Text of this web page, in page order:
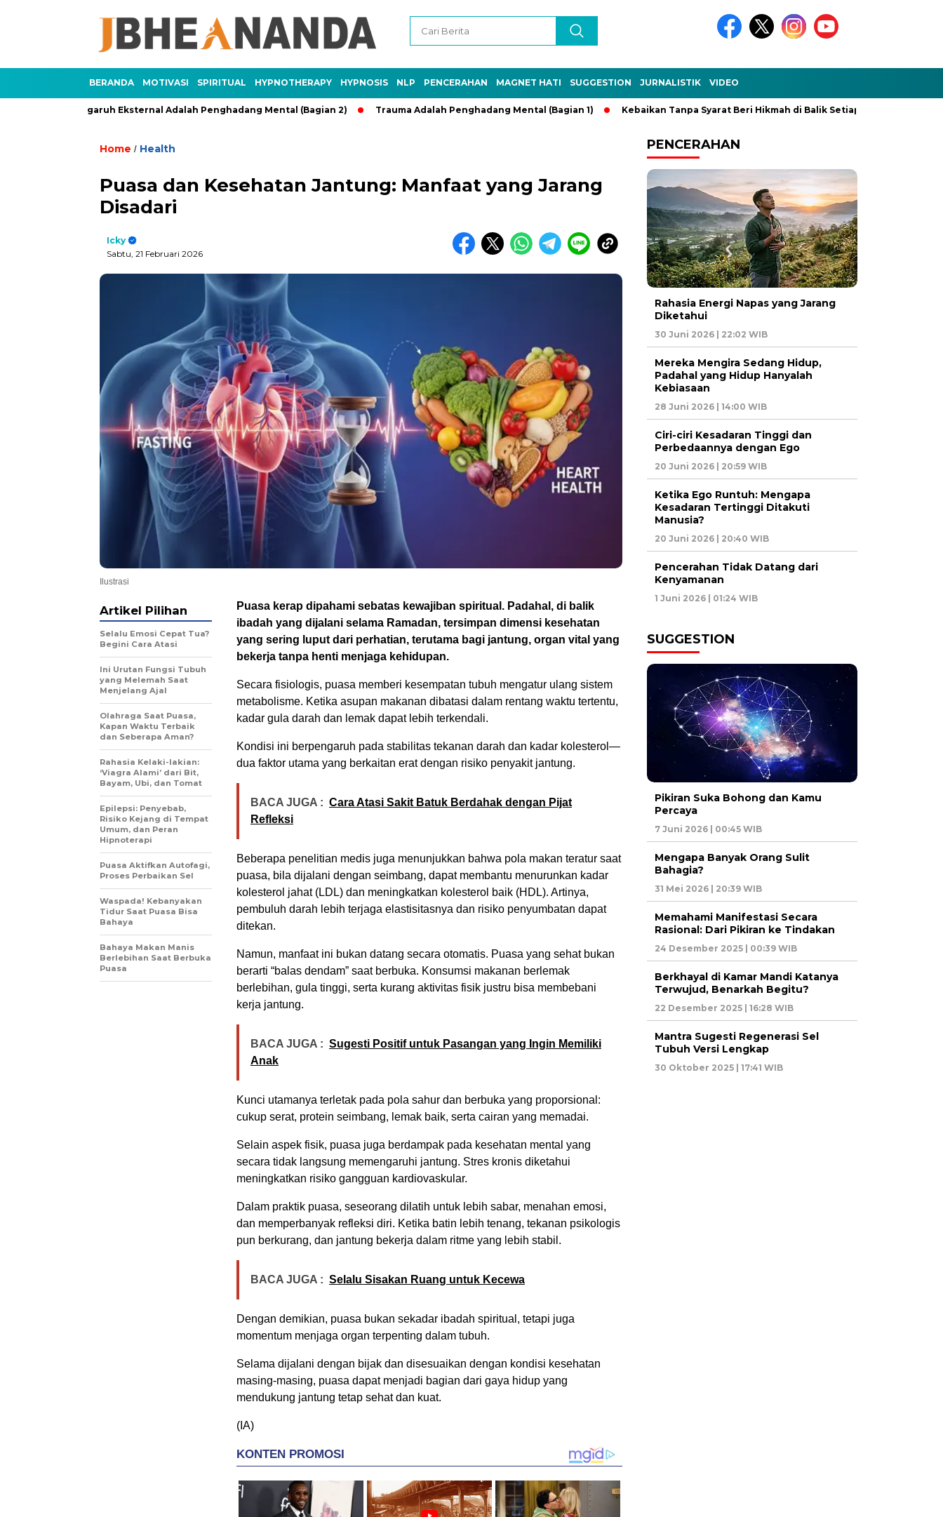
BERANDA MOTIVASI SPIRITUAL HYPNOTHERAPY HYPNOSIS NLP PENCERAHAN MAGNET HATI SUGGESTION JURNALISTIK VIDEO
Pengaruh Eksternal Adalah Penghadang Mental (Bagian 2) Trauma Adalah Penghadang Mental (Bagian 1) Kebaikan Tanpa Syarat Beri Hikmah di Balik Setiap Kejadian
Home / Health
Puasa dan Kesehatan Jantung: Manfaat yang Jarang
Disadari
Icky
Sabtu, 21 Februari 2026
Ilustrasi
Puasa kerap dipahami sebatas kewajiban spiritual. Padahal, di balik
ibadah yang dijalani selama Ramadan, tersimpan dimensi kesehatan
yang sering luput dari perhatian, terutama bagi jantung, organ vital yang
bekerja tanpa henti menjaga kehidupan.
Secara fisiologis, puasa memberi kesempatan tubuh mengatur ulang sistem
metabolisme. Ketika asupan makanan dibatasi dalam rentang waktu tertentu,
kadar gula darah dan lemak dapat lebih terkendali.
Kondisi ini berpengaruh pada stabilitas tekanan darah dan kadar kolesterol—
dua faktor utama yang berkaitan erat dengan risiko penyakit jantung.
BACA JUGA : Cara Atasi Sakit Batuk Berdahak dengan Pijat
Refleksi
Beberapa penelitian medis juga menunjukkan bahwa pola makan teratur saat
puasa, bila dijalani dengan seimbang, dapat membantu menurunkan kadar
kolesterol jahat (LDL) dan meningkatkan kolesterol baik (HDL). Artinya,
pembuluh darah lebih terjaga elastisitasnya dan risiko penyumbatan dapat
ditekan.
Namun, manfaat ini bukan datang secara otomatis. Puasa yang sehat bukan
berarti “balas dendam” saat berbuka. Konsumsi makanan berlemak
berlebihan, gula tinggi, serta kurang aktivitas fisik justru bisa membebani
kerja jantung.
BACA JUGA : Sugesti Positif untuk Pasangan yang Ingin Memiliki
Anak
Kunci utamanya terletak pada pola sahur dan berbuka yang proporsional:
cukup serat, protein seimbang, lemak baik, serta cairan yang memadai.
Selain aspek fisik, puasa juga berdampak pada kesehatan mental yang
secara tidak langsung memengaruhi jantung. Stres kronis diketahui
meningkatkan risiko gangguan kardiovaskular.
Dalam praktik puasa, seseorang dilatih untuk lebih sabar, menahan emosi,
dan memperbanyak refleksi diri. Ketika batin lebih tenang, tekanan psikologis
pun berkurang, dan jantung bekerja dalam ritme yang lebih stabil.
BACA JUGA : Selalu Sisakan Ruang untuk Kecewa
Dengan demikian, puasa bukan sekadar ibadah spiritual, tetapi juga
momentum menjaga organ terpenting dalam tubuh.
Selama dijalani dengan bijak dan disesuaikan dengan kondisi kesehatan
masing-masing, puasa dapat menjadi bagian dari gaya hidup yang
mendukung jantung tetap sehat dan kuat.
(IA)
Artikel Pilihan
Selalu Emosi Cepat Tua?
Begini Cara Atasi
Ini Urutan Fungsi Tubuh
yang Melemah Saat
Menjelang Ajal
Olahraga Saat Puasa,
Kapan Waktu Terbaik
dan Seberapa Aman?
Rahasia Kelaki-lakian:
‘Viagra Alami’ dari Bit,
Bayam, Ubi, dan Tomat
Epilepsi: Penyebab,
Risiko Kejang di Tempat
Umum, dan Peran
Hipnoterapi
Puasa Aktifkan Autofagi,
Proses Perbaikan Sel
Waspada! Kebanyakan
Tidur Saat Puasa Bisa
Bahaya
Bahaya Makan Manis
Berlebihan Saat Berbuka
Puasa
PENCERAHAN
Rahasia Energi Napas yang Jarang
Diketahui
30 Juni 2026 | 22:02 WIB
Mereka Mengira Sedang Hidup,
Padahal yang Hidup Hanyalah
Kebiasaan
28 Juni 2026 | 14:00 WIB
Ciri-ciri Kesadaran Tinggi dan
Perbedaannya dengan Ego
20 Juni 2026 | 20:59 WIB
Ketika Ego Runtuh: Mengapa
Kesadaran Tertinggi Ditakuti
Manusia?
20 Juni 2026 | 20:40 WIB
Pencerahan Tidak Datang dari
Kenyamanan
1 Juni 2026 | 01:24 WIB
SUGGESTION
Pikiran Suka Bohong dan Kamu
Percaya
7 Juni 2026 | 00:45 WIB
Mengapa Banyak Orang Sulit
Bahagia?
31 Mei 2026 | 20:39 WIB
Memahami Manifestasi Secara
Rasional: Dari Pikiran ke Tindakan
24 Desember 2025 | 00:39 WIB
Berkhayal di Kamar Mandi Katanya
Terwujud, Benarkah Begitu?
22 Desember 2025 | 16:28 WIB
Mantra Sugesti Regenerasi Sel
Tubuh Versi Lengkap
30 Oktober 2025 | 17:41 WIB